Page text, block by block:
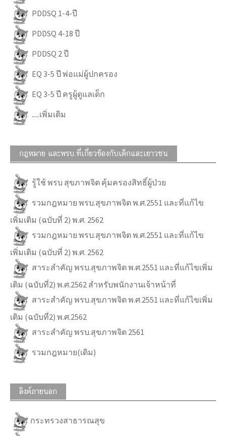
PDDSQ 1-4-ปี
PDDSQ 4-18 ปี
PDDSQ 2 ปี
EQ 3-5 ปี พ่อแม่ผู้ปกครอง
EQ 3-5 ปี ครูผู้ดูแลเด็ก
.....เพิ่มเติม
กฎหมาย และพรบ.ที่เกี่ยวข้องกับเด็กและเยาวชน
รู้ใช้ พรบ สุขภาพจิต คุ้มครองสิทธิ์ผู้ป่วย
รวมกฎหมาย พรบ.สุขภาพจิต พ.ศ.2551 และที่แก้ไข
เพิ่มเติม (ฉบับที่ 2) พ.ศ. 2562
รวมกฎหมาย พรบ.สุขภาพจิต พ.ศ.2551 และที่แก้ไข
เพิ่มเติม (ฉบับที่ 2) พ.ศ. 2562
สาระสำคัญ พรบ.สุขภาพจิต พ.ศ.2551 และที่แก้ไขเพิ่ม
เติม (ฉบับที่2) พ.ศ.2562 สำหรับพนักงานเจ้าหน้าที่
สาระสำคัญ พรบ.สุขภาพจิต พ.ศ.2551 และที่แก้ไขเพิ่ม
เติม (ฉบับที่2) พ.ศ.2562
สาระสำคัญ พรบ.สุขภาพจิต 2561
รวมกฎหมาย(เดิม)
ลิงค์ภายนอก
กระทรวงสาธารณสุข